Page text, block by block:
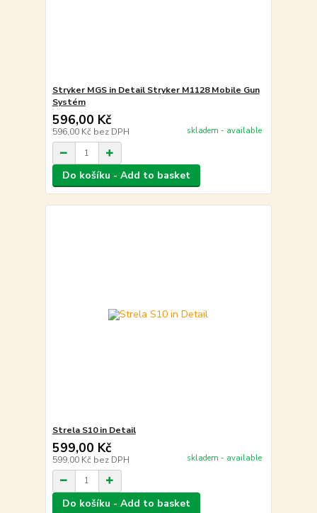
Stryker MGS in Detail Stryker M1128 Mobile Gun
Systém
596,00 Kč
596,00 Kč bez DPH skladem - available
Do košíku - Add to basket
Strela S10 in Detail
599,00 Kč
599,00 Kč bez DPH skladem - available
Do košíku - Add to basket